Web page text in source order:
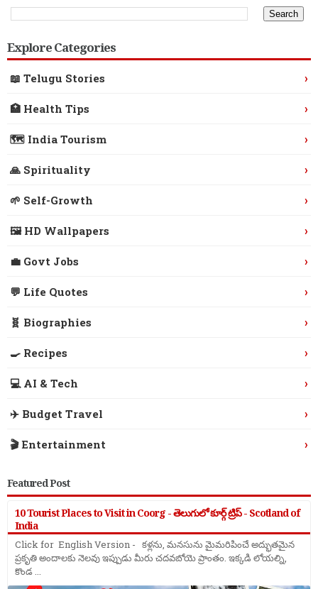
Explore Categories
📖 Telugu Stories ›
🏥 Health Tips ›
🗺️ India Tourism ›
🙏 Spirituality ›
🌱 Self-Growth ›
🖼️ HD Wallpapers ›
💼 Govt Jobs ›
💬 Life Quotes ›
🧬 Biographies ›
🍳 Recipes ›
💻 AI & Tech ›
✈️ Budget Travel ›
🎬 Entertainment ›
Featured Post
10 Tourist Places to Visit in Coorg - తెలుగులో కూర్గ్ ట్రిప్ - Scotland of
India
Click for English Version - కళ్లను, మనసును మైమరిపించే అద్భుతమైన
ప్రకృతి అందాలకు నెలవు ఇప్పుడు మీరు చదవబోయె ప్రాంతం. ఇక్కడి లోయల్ని,
కొండ ...